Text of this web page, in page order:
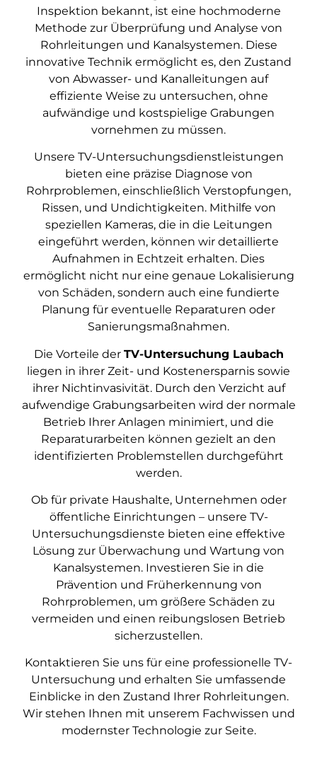
Inspektion bekannt, ist eine hochmoderne
Methode zur Überprüfung und Analyse von
Rohrleitungen und Kanalsystemen. Diese
innovative Technik ermöglicht es, den Zustand
von Abwasser- und Kanalleitungen auf
effiziente Weise zu untersuchen, ohne
aufwändige und kostspielige Grabungen
vornehmen zu müssen.
Unsere TV-Untersuchungsdienstleistungen
bieten eine präzise Diagnose von
Rohrproblemen, einschließlich Verstopfungen,
Rissen, und Undichtigkeiten. Mithilfe von
speziellen Kameras, die in die Leitungen
eingeführt werden, können wir detaillierte
Aufnahmen in Echtzeit erhalten. Dies
ermöglicht nicht nur eine genaue Lokalisierung
von Schäden, sondern auch eine fundierte
Planung für eventuelle Reparaturen oder
Sanierungsmaßnahmen.
Die Vorteile der TV-Untersuchung Laubach
liegen in ihrer Zeit- und Kostenersparnis sowie
ihrer Nichtinvasivität. Durch den Verzicht auf
aufwendige Grabungsarbeiten wird der normale
Betrieb Ihrer Anlagen minimiert, und die
Reparaturarbeiten können gezielt an den
identifizierten Problemstellen durchgeführt
werden.
Ob für private Haushalte, Unternehmen oder
öffentliche Einrichtungen – unsere TV-
Untersuchungsdienste bieten eine effektive
Lösung zur Überwachung und Wartung von
Kanalsystemen. Investieren Sie in die
Prävention und Früherkennung von
Rohrproblemen, um größere Schäden zu
vermeiden und einen reibungslosen Betrieb
sicherzustellen.
Kontaktieren Sie uns für eine professionelle TV-
Untersuchung und erhalten Sie umfassende
Einblicke in den Zustand Ihrer Rohrleitungen.
Wir stehen Ihnen mit unserem Fachwissen und
modernster Technologie zur Seite.